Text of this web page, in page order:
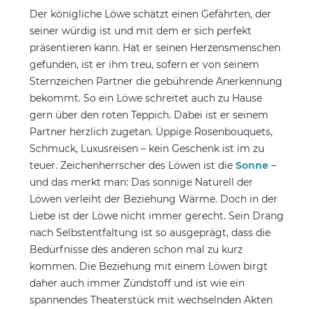
Der königliche Löwe schätzt einen Gefährten, der
seiner würdig ist und mit dem er sich perfekt
präsentieren kann. Hat er seinen Herzensmenschen
gefunden, ist er ihm treu, sofern er von seinem
Sternzeichen Partner die gebührende Anerkennung
bekommt. So ein Löwe schreitet auch zu Hause
gern über den roten Teppich. Dabei ist er seinem
Partner herzlich zugetan. Üppige Rosenbouquets,
Schmuck, Luxusreisen – kein Geschenk ist im zu
teuer. Zeichenherrscher des Löwen ist die Sonne–
und das merkt man: Das sonnige Naturell der
Löwen verleiht der Beziehung Wärme. Doch in der
Liebe ist der Löwe nicht immer gerecht. Sein Drang
nach Selbstentfaltung ist so ausgeprägt, dass die
Bedürfnisse des anderen schon mal zu kurz
kommen. Die Beziehung mit einem Löwen birgt
daher auch immer Zündstoff und ist wie ein
spannendes Theaterstück mit wechselnden Akten